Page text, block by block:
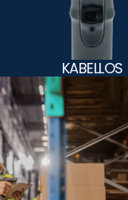
KABELLOS